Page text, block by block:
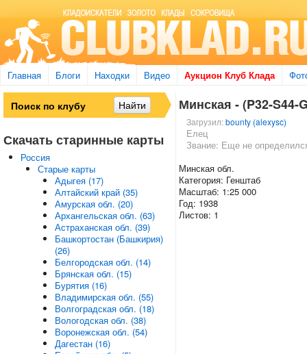
Главная Блоги Находки Видео Аукцион Клуб Клада
Минская - (P32-S44-
Загрузил:bounty (alexysc)
Елец
Звание: Еще не
Минская обл.
Категория: Генштаб
Масштаб: 1:25 000
Год: 1938
Листов: 1
Скачать старинные карты
Россия
Старые карты
Адыгея (17)
Алтайский край (35)
Амурская обл. (20)
Архангельская обл. (63)
Астраханская обл. (39)
Башкортостан (Башкирия)
(26)
Белгородская обл. (14)
Брянская обл. (15)
Бурятия (16)
Владимирская обл. (55)
Волгоградская обл. (18)
Вологодская обл. (38)
Воронежская обл. (54)
Дагестан (16)